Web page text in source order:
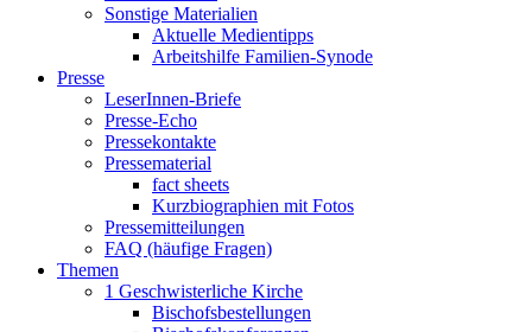
Sonstige Materialien
Aktuelle Medientipps
Arbeitshilfe Familien-Synode
Presse
LeserInnen-Briefe
Presse-Echo
Pressekontakte
Pressematerial
fact sheets
Kurzbiographien mit Fotos
Pressemitteilungen
FAQ (häufige Fragen)
Themen
1 Geschwisterliche Kirche
Bischofsbestellungen